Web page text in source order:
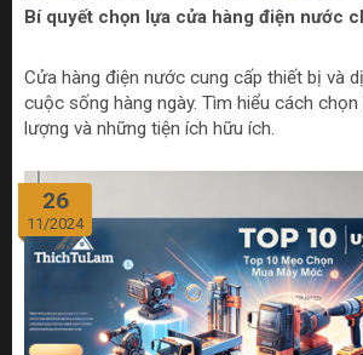
Bí quyết chọn lựa cửa hàng điện nước
Cửa hàng điện nước cung cấp thiết bị và
cuộc sống hàng ngày. Tìm hiểu cách
lượng và những tiện ích hữu ích.
26
11/2024